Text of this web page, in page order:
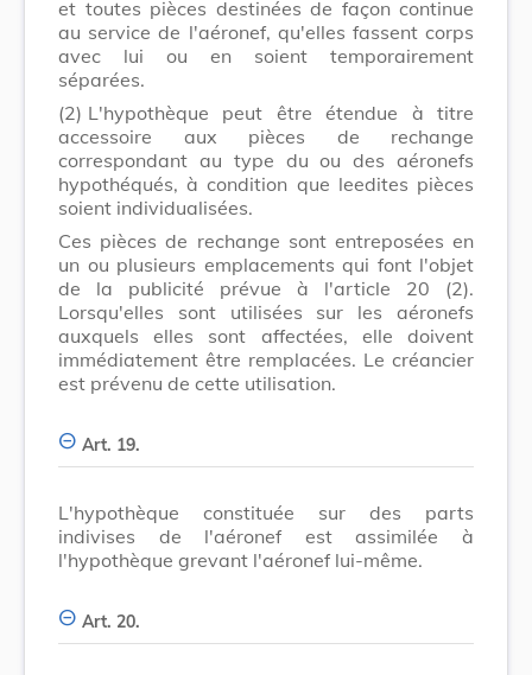
et toutes pièces destinées de façon continue
au service de l'aéronef, qu'elles fassent corps
avec lui ou en soient temporairement
séparées.
(2) L'hypothèque peut être étendue à titre
accessoire aux pièces de rechange
correspondant au type du ou des aéronefs
hypothéqués, à condition que leedites pièces
soient individualisées.
Ces pièces de rechange sont entreposées en
un ou plusieurs emplacements qui font l'objet
de la publicité prévue à l'article 20 (2).
Lorsqu'elles sont utilisées sur les aéronefs
auxquels elles sont affectées, elle doivent
immédiatement être remplacées. Le créancier
est prévenu de cette utilisation.
Art. 19.
L'hypothèque constituée sur des parts
indivises de l'aéronef est assimilée à
l'hypothèque grevant l'aéronef lui-même.
Art. 20.